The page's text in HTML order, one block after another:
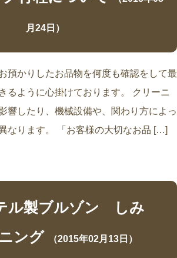
月24日）
預かりしたお品物を何度も確認をして最
るように心掛けております。 クリーニ
響したり、機械設備や、関わり方によっ
なります。 「お客様の大切なお品 […]
ル製ブルゾン しみ
ング
（2015年02月13日）